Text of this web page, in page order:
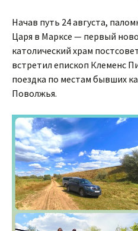
Начав путь 24 августа,
Царя в Марксе — первый
католический храм
встретил епископ Клеменс
поездка по местам бывших
Поволжья.